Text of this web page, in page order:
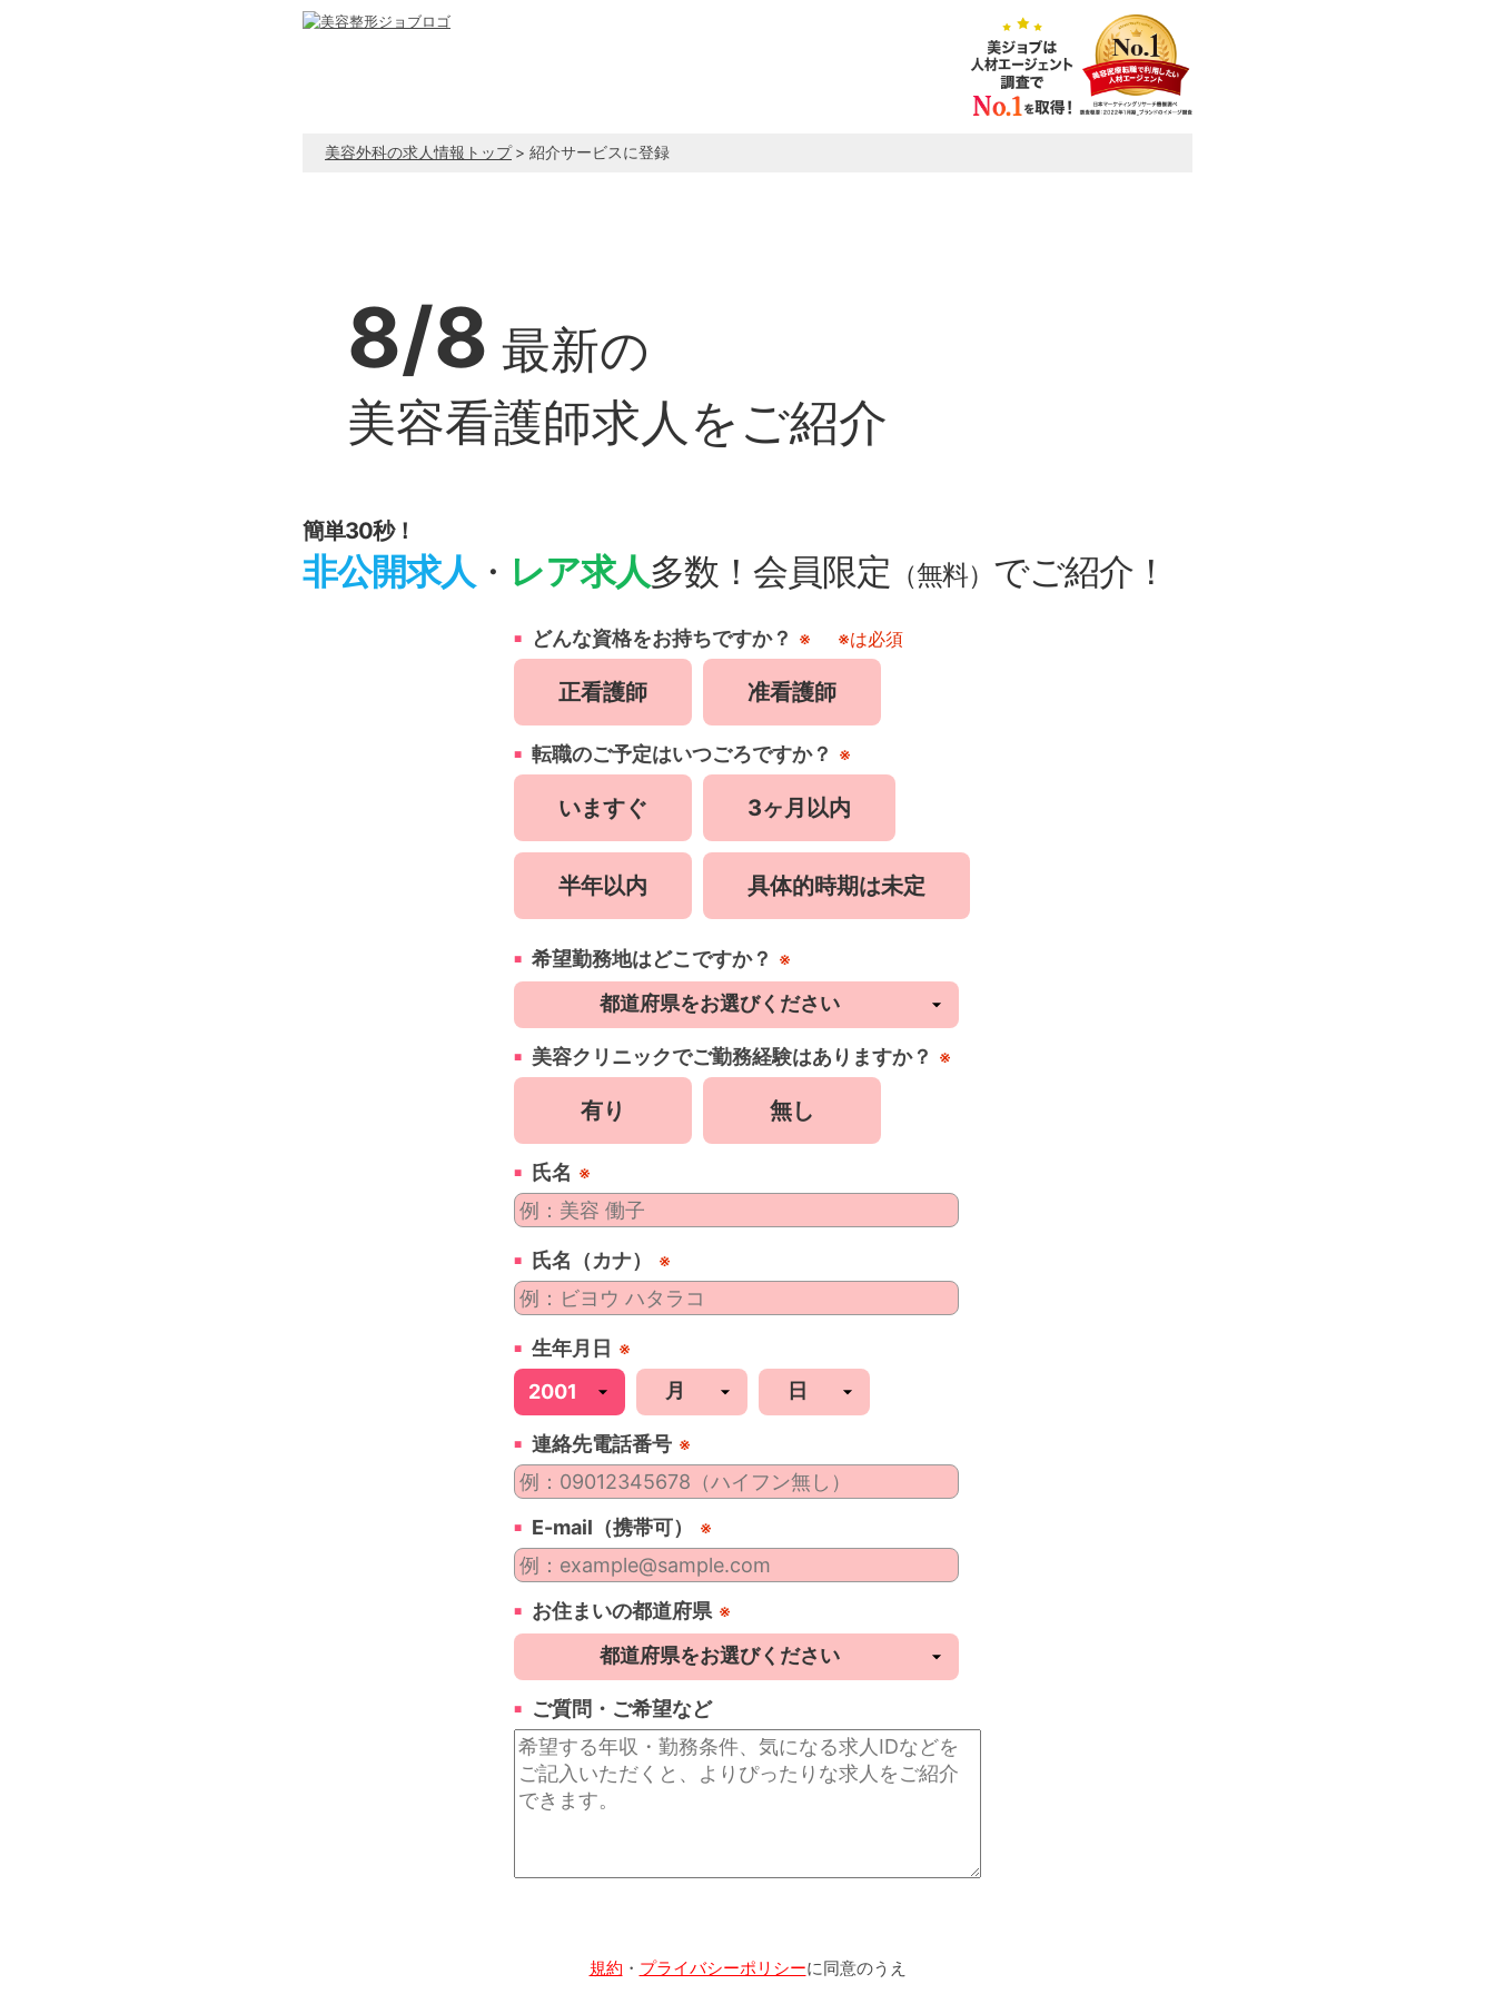
美容外科の求人情報トップ > 紹介サービスに登録
8/8 最新の
美容看護師求人をご紹介
簡単30秒！
非公開求人 ・ レア求人多数！会員限定 （無料） でご紹介！
どんな資格をお持ちですか？ ※ ※は必須
正看護師 准看護師
転職のご予定はいつごろですか？ ※
いますぐ 3ヶ月以内
半年以内 具体的時期は未定
希望勤務地はどこですか？ ※
美容クリニックでご勤務経験はありますか？ ※
有り 無し
氏名 ※
氏名（カナ） ※
生年月日 ※
連絡先電話番号 ※
E-mail（携帯可） ※
お住まいの都道府県 ※
ご質問・ご希望など
規約 ・ プライバシーポリシーに同意のうえ